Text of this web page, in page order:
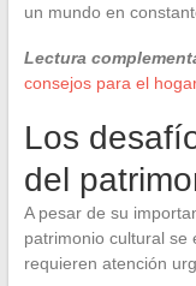
un mundo en
Lectura
consejos para el
Los
del
A pesar de su
patrimonio cultural se
requieren atención